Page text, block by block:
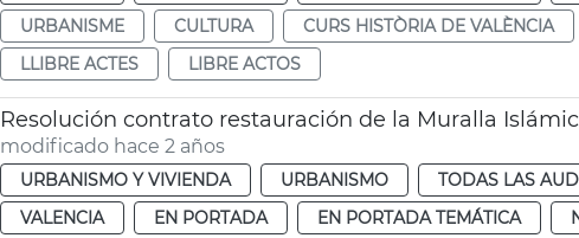
URBANISME
CULTURA CURS HISTÒRIA DE VALÈNCIA
LLIBRE ACTES
LIBRE ACTOS
Resolución contrato restauración de la Muralla
modificado hace 2 años
URBANISMO Y VIVIENDA URBANISMO TODAS LAS
VALENCIA
EN PORTADA EN PORTADA TEMÁTICA